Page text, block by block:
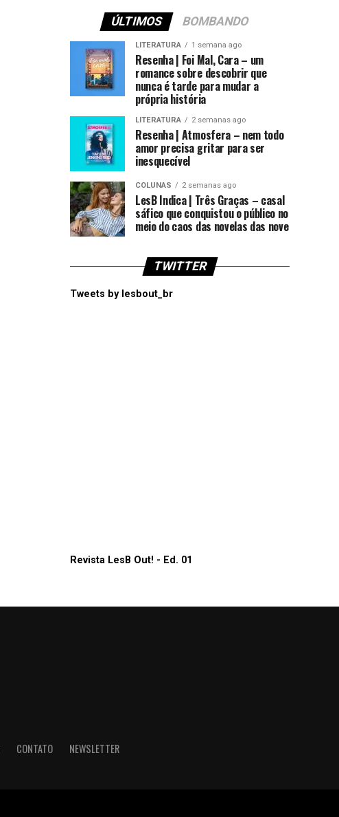
ÚLTIMOS BOMBANDO
LITERATURA 1 semana ago
Resenha | Foi Mal, Cara – um
romance sobre descobrir que
nunca é tarde para mudar a
própria história
LITERATURA 2 semanas ago
Resenha | Atmosfera – nem todo
amor precisa gritar para ser
inesquecível
COLUNAS 2 semanas ago
LesB Indica | Três Graças – casal
sáfico que conquistou o público no
meio do caos das novelas das nove
TWITTER
Tweets by lesbout_br
Revista LesB Out! - Ed. 01
CONTATO NEWSLETTER